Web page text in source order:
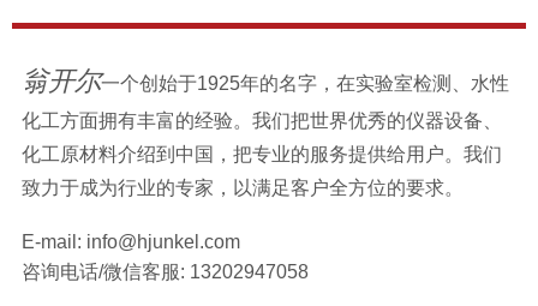
翁开尔一个创始于1925年的名字，在实验室检测、水性
化工方面拥有丰富的经验。我们把世界优秀的仪器设备、
化工原材料介绍到中国，把专业的服务提供给用户。我们
致力于成为行业的专家，以满足客户全方位的要求。
E-mail: info@hjunkel.com
咨询电话/微信客服: 13202947058